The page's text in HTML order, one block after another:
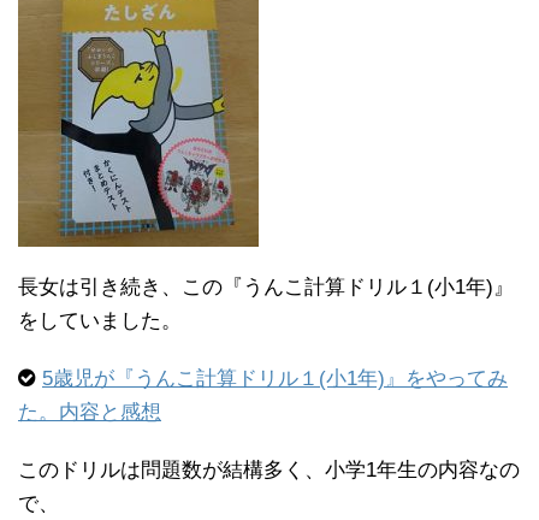
長女は引き続き、この『うんこ計算ドリル１(小1年)』
をしていました。
5歳児が『うんこ計算ドリル１(小1年)』をやってみ
た。内容と感想
このドリルは問題数が結構多く、小学1年生の内容なの
で、